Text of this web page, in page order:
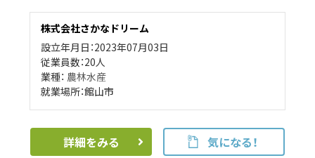
株式会社さかなドリーム
設立年月日：2023年07月03日
従業員数：20人
業種： 農林水産
就業場所：館山市
詳細をみる 気になる！